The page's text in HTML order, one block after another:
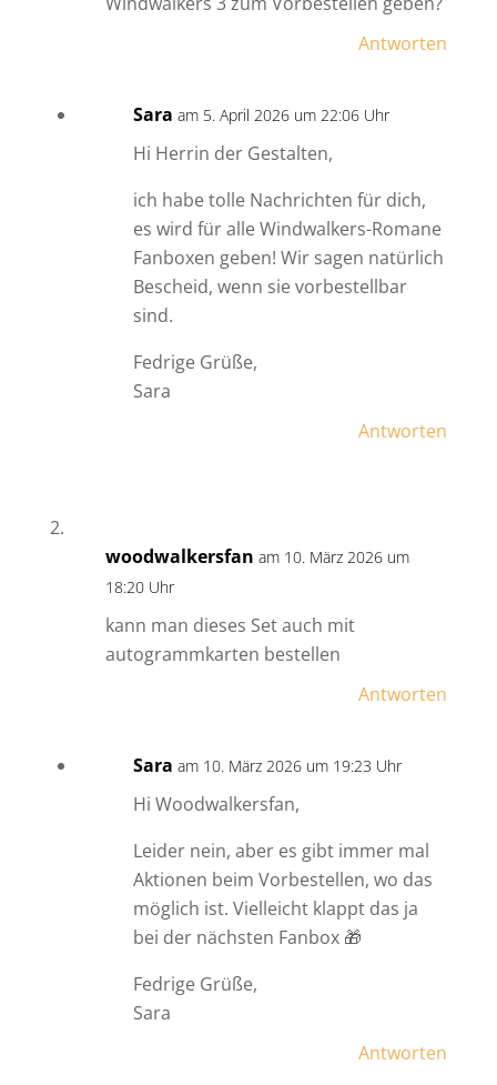
Antworten
Sara am 5. April 2026 um 22:06 Uhr
Hi Herrin der Gestalten,
ich habe tolle Nachrichten für dich,
es wird für alle Windwalkers-Romane
Fanboxen geben! Wir sagen natürlich
Bescheid, wenn sie vorbestellbar
sind.
Fedrige Grüße,
Sara
Antworten
woodwalkersfan am 10. März 2026 um
18:20 Uhr
kann man dieses Set auch mit
autogrammkarten bestellen
Antworten
Sara am 10. März 2026 um 19:23 Uhr
Hi Woodwalkersfan,
Leider nein, aber es gibt immer mal
Aktionen beim Vorbestellen, wo das
möglich ist. Vielleicht klappt das ja
bei der nächsten Fanbox 🎁
Fedrige Grüße,
Sara
Antworten